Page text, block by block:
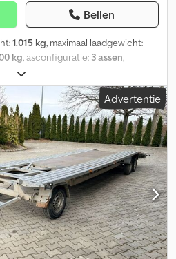
Bellen
1.015 kg, maximaal laadgewicht:
kg , asconfiguratie: 3 assen
, laadruimtebreedte:
50 km, soort overbrenging:
, Temared Car Plus 8521/3 S
Leeftijd: Nieuw (productiejaar:
vanaf eerste registratie
deel 2 en COC-
(op voorraad)! Financiering via
Technische gegevens Toegestane
ca. 1.015 kg Laadvermogen: ca.
Aantal assen: 3 Laadlengte:
mm Remsysteem: Geremd,
(wielen onder de laadvloer),
systeem: 12V, 13-polige stekker
Advertentie